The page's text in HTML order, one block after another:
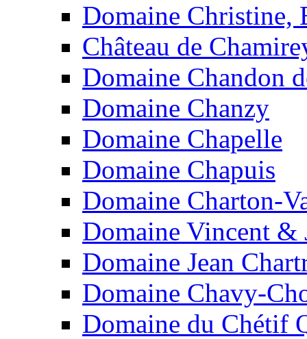
Domaine Christine,
Château de
Domaine Chandon
Domaine Chanzy
Domaine Chapelle
Domaine Chapuis
Domaine Charton-
Domaine Vincent &
Domaine Jean
Domaine Chavy-
Domaine du Chétif